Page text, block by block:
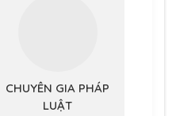
CHUYÊN GIA PHÁP
LUẬT